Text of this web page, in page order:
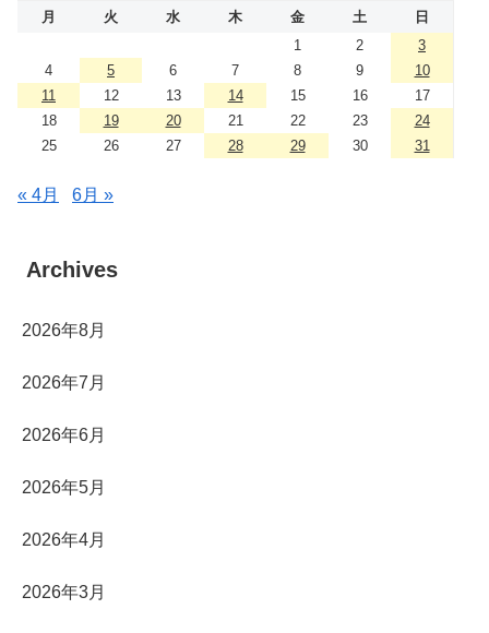
月 火 水 木 金 土
日
1
2
3
4
5 6 7 8 9
10
11
12 13 14 15 16
17
18
19 20 21 22 23
24
25
26 27 28 29 30 31
« 4月 6月 »
Archives
2026年8月
2026年7月
2026年6月
2026年5月
2026年4月
2026年3月